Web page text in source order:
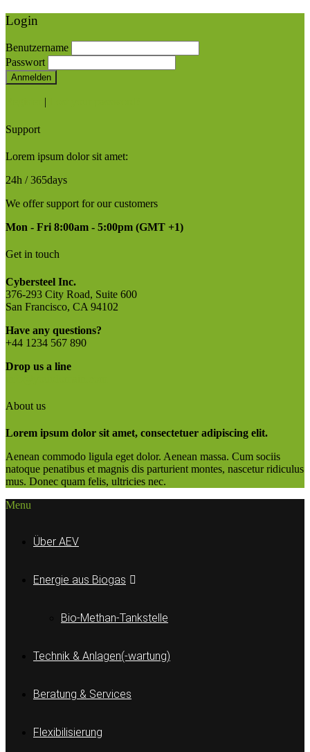
Login
Benutzername
Passwort
Anmelden
|
Support
Lorem ipsum dolor sit amet:
24h / 365days
We offer support for our customers
Mon - Fri 8:00am - 5:00pm (GMT +1)
Get in touch
Cybersteel Inc.
376-293 City Road, Suite 600
San Francisco, CA 94102
Have any questions?
+44 1234 567 890
Drop us a line
About us
Lorem ipsum dolor sit amet, consectetuer adipiscing elit.
Aenean commodo ligula eget dolor. Aenean massa. Cum sociis
natoque penatibus et magnis dis parturient montes, nascetur ridiculus
mus. Donec quam felis, ultricies nec.
Menu
Über AEV
Energie aus Biogas
Bio-Methan-Tankstelle
Technik & Anlagen(-wartung)
Beratung & Services
Flexibilisierung